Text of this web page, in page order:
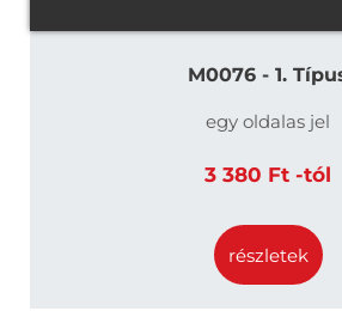
M0076 - 1.
egy oldalas jel
3 380 Ft -tól
részletek